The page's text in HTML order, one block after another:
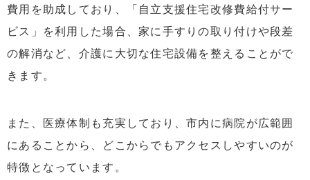
費用を助成しており、「自立支援住宅改修費給付サー
ビス」を利用した場合、家に手すりの取り付けや段差
の解消など、介護に大切な住宅設備を整えることがで
きます。
また、医療体制も充実しており、市内に病院が広範囲
にあることから、どこからでもアクセスしやすいのが
特徴となっています。